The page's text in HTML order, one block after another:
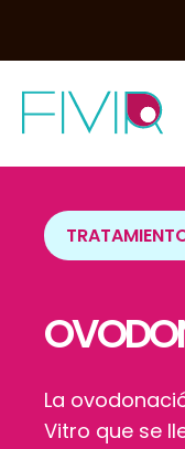
La
Vitro que se